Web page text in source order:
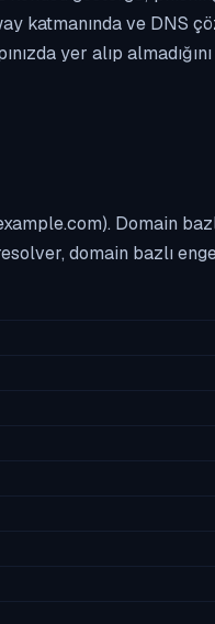
katmanında ve DNS
yer alıp
Domain
domain bazlı